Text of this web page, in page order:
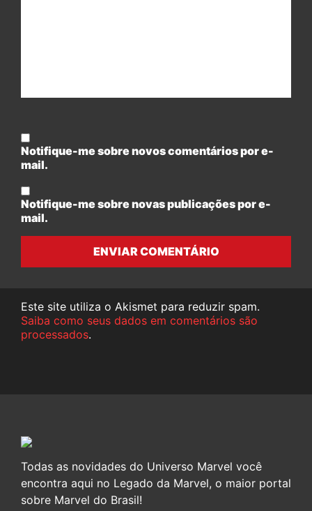
Notifique-me sobre novos comentários por e-
mail.
Notifique-me sobre novas publicações por e-
mail.
ENVIAR COMENTÁRIO
Este site utiliza o Akismet para reduzir spam.
Saiba como seus dados em comentários são
processados.
Todas as novidades do Universo Marvel você
encontra aqui no Legado da Marvel, o maior portal
sobre Marvel do Brasil!